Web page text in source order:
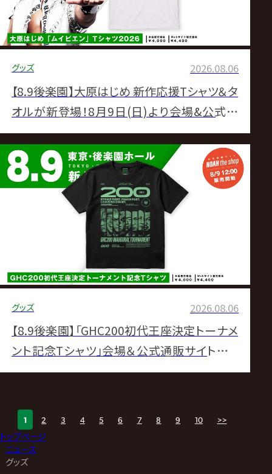
グッズ 2026.08.06
【8.9後楽園】大原はじめ 新作応援Tシャツ＆タ
オルが新登場！8月9日(日)より会場&公式通
販サイトにて販売スタート！
グッズ 2026.08.06
【8.9後楽園】「GHC200初代王座決定トーナメ
ント記念Tシャツ」会場＆公式通販サイトにて
販売決定！
1 2 3 4 5 6 7 8 9 10 >>
トップページ
ニュース
グッズ